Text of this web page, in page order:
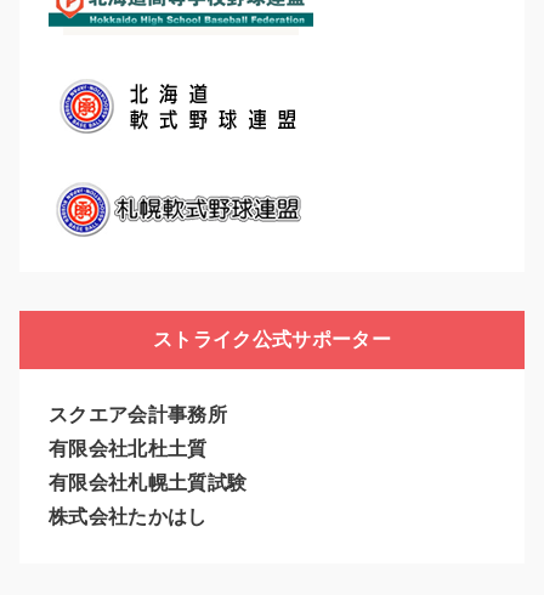
ストライク公式サポーター
スクエア会計事務所
有限会社北杜土質
有限会社札幌土質試験
株式会社たかはし